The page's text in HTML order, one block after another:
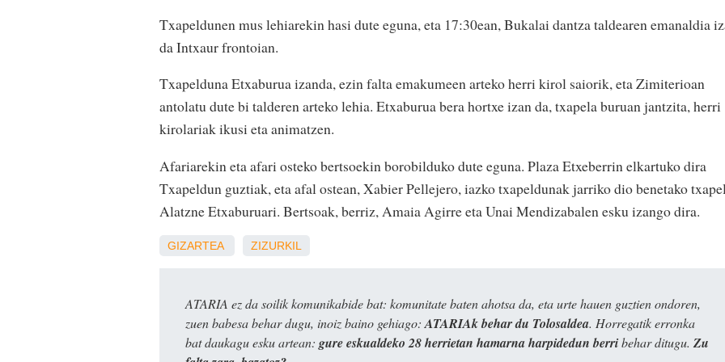
Txapeldunen mus lehiarekin hasi dute eguna, eta 17:30ean, Bukalai dantza taldearen emanaldia
da Intxaur frontoian.
Txapelduna Etxaburua izanda, ezin falta emakumeen arteko herri kirol saiorik, eta Zimiterioan
antolatu dute bi talderen arteko lehia. Etxaburua bera hortxe izan da, txapela buruan jantzita, herri
kirolariak ikusi eta animatzen.
Afariarekin eta afari osteko bertsoekin borobilduko dute eguna. Plaza Etxeberrin elkartuko dira
Txapeldun guztiak, eta afal ostean, Xabier Pellejero, iazko txapeldunak jarriko dio benetako
Alatzne Etxaburuari. Bertsoak, berriz, Amaia Agirre eta Unai Mendizabalen esku izango dira.
GIZARTEA ZIZURKIL
ATARIA ez da soilik komunikabide bat: komunitate baten ahotsa da, eta urte hauen guztien ondoren,
zuen babesa behar dugu, inoiz baino gehiago:ATARIAk behar du Tolosaldea. Horregatik erronka
bat daukagu esku artean: gure eskualdeko 28 herrietan hamarna harpidedun berribehar ditugu. Zu